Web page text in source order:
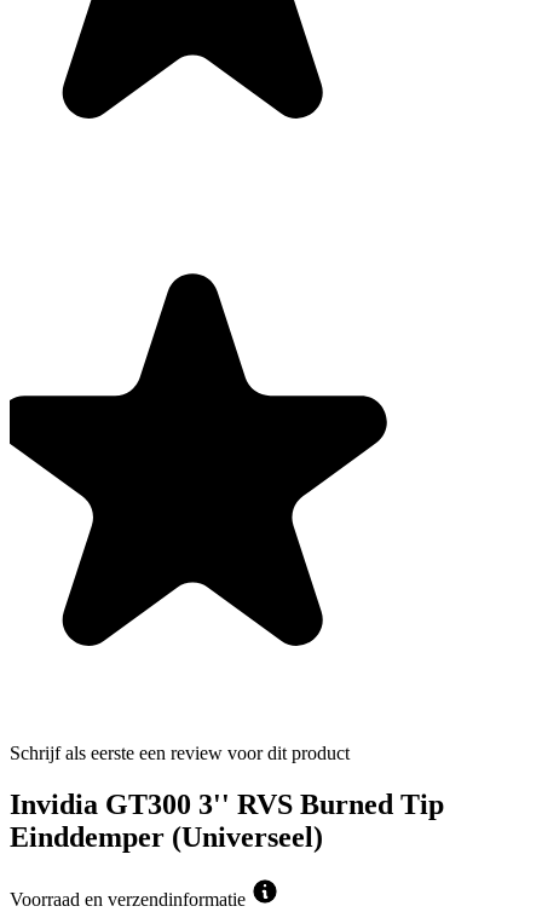
Schrijf als eerste een review voor dit product
Invidia GT300 3'' RVS Burned Tip
Einddemper (Universeel)
Voorraad en verzendinformatie